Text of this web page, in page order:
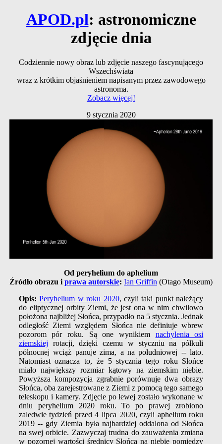
APOD.pl: astronomiczne
zdjęcie dnia
Codziennie nowy obraz lub zdjęcie naszego fascynującego
Wszechświata
wraz z krótkim objaśnieniem napisanym przez zawodowego
astronoma.
Zobacz więcej!
9 stycznia 2020
Od peryhelium do aphelium
Źródło obrazu i prawa autorskie: Ian Griffin (Otago Museum)
Opis:Peryhelium w roku 2020, czyli taki punkt należący
do eliptycznej orbity Ziemi, że jest ona w nim chwilowo
położona najbliżej Słońca, przypadło na 5 stycznia. Jednak
odległość Ziemi względem Słońca nie definiuje wbrew
pozorom pór roku. Są one wynikiem nachylenia osi
ziemskiej rotacji, dzięki czemu w styczniu na półkuli
północnej wciąż panuje zima, a na południowej -- lato.
Natomiast oznacza to, że 5 stycznia tego roku Słońce
miało największy rozmiar kątowy na ziemskim niebie.
Powyższa kompozycja zgrabnie porównuje dwa obrazy
Słońca, oba zarejestrowane z Ziemi z pomocą tego samego
teleskopu i kamery. Zdjęcie po lewej zostało wykonane w
dniu peryhelium 2020 roku. To po prawej zrobiono
zaledwie tydzień przed 4 lipca 2020, czyli aphelium roku
2019 -- gdy Ziemia była najbardziej oddalona od Słońca
na swej orbicie. Zazwyczaj trudna do zauważenia zmiana
w pozornej wartości średnicy Słońca na niebie pomiędzy